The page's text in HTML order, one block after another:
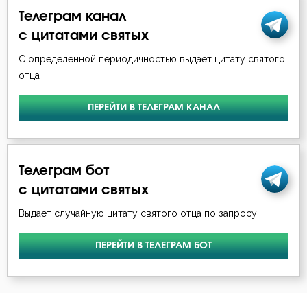
Загробная жизнь
Закон Божий
Заповеди
Здоровье
Злопамятство
Злорадство
Идолопоклонство
Телеграм канал
с цитатами святых
С определенной периодичностью выдает цитату святого
отца
ПЕРЕЙТИ В ТЕЛЕГРАМ КАНАЛ
Телеграм бот
с цитатами святых
Выдает случайную цитату святого отца по запросу
ПЕРЕЙТИ В ТЕЛЕГРАМ БОТ